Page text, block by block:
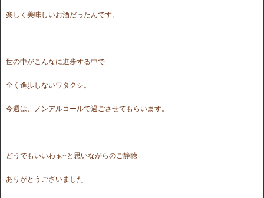
楽しく美味しいお酒だったんです。
世の中がこんなに進歩する中で
全く進歩しないワタクシ。
今週は、ノンアルコールで過ごさせてもらいます。
どうでもいいわぁ~と思いながらのご静聴
ありがとうございました